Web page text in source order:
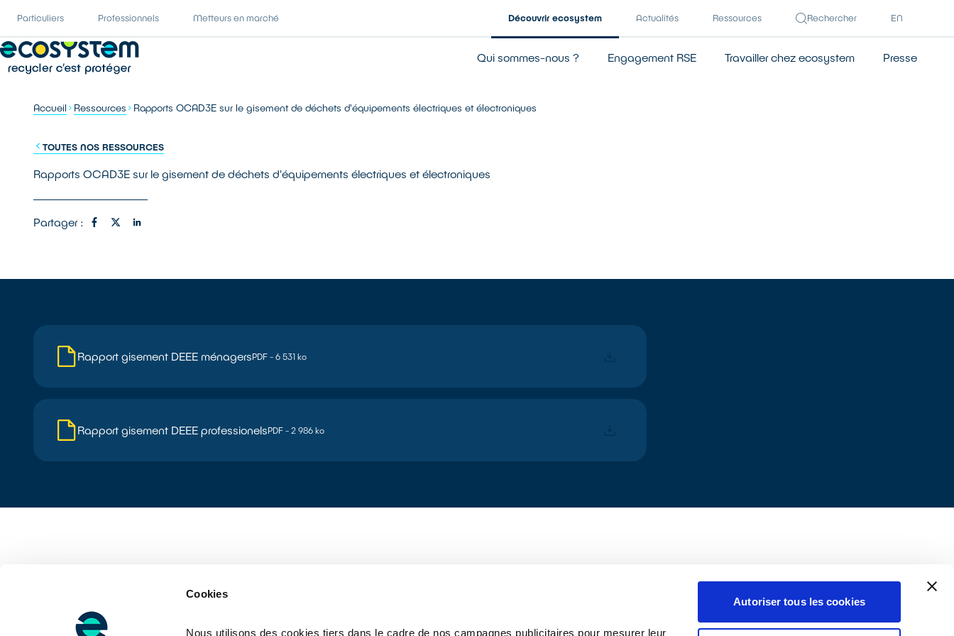
Cookies
Nous utilisons des cookies tiers dans le cadre de nos campagnes publicitaires pour mesurer leur
Autoriser tous les cookies
Particuliers Professionnels Metteurs en marché Découvrir ecosystem Actualités Ressources Rechercher EN
Qui sommes-nous ?
Entreprise à mission
Engagement RSE Travailler chez ecosystem Presse
Accueil Ressources Rapports OCAD3E sur le gisement de déchets d'équipements électriques et électroniques
TOUTES NOS RESSOURCES
Rapports OCAD3E sur le gisement de déchets d'équipements électriques et électroniques
Partager :
Rapport gisement DEEE ménagersPDF - 6 531 ko
Rapport gisement DEEE professionelsPDF - 2 986 ko